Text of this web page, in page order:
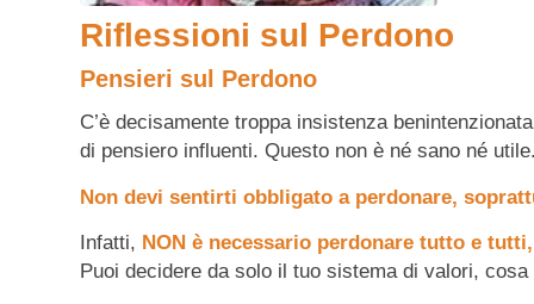
Riflessioni sul Perdono
Pensieri sul Perdono
C’è decisamente troppa insistenza
di pensiero influenti. Questo non è né sano né
Non devi sentirti obbligato a perdonare,
Infatti, NON è necessario perdonare tutto e
Puoi decidere da solo il tuo sistema di valori,